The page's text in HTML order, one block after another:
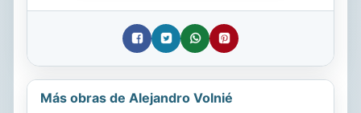
Más obras de Alejandro Volnié